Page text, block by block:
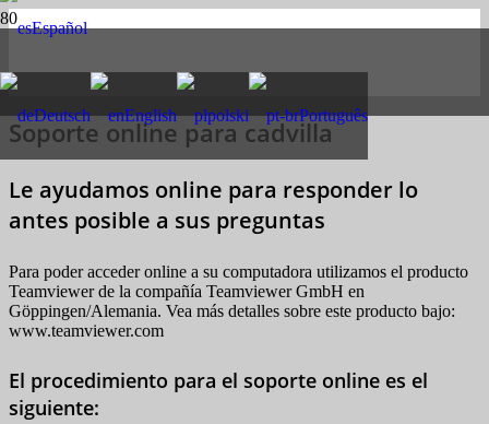
Español
Deutsch English polski Português
Soporte online para cadvilla
Le ayudamos online para responder lo
antes posible a sus preguntas
Para poder acceder online a su computadora utilizamos el producto
Teamviewer de la compañía Teamviewer GmbH en
Göppingen/Alemania. Vea más detalles sobre este producto bajo:
www.teamviewer.com
El procedimiento para el soporte online es el
siguiente: